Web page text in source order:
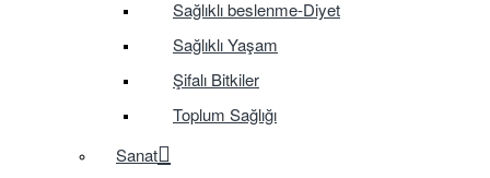
Sağlıklı beslenme-Diyet
Sağlıklı Yaşam
Şifalı Bitkiler
Toplum Sağlığı
Sanat